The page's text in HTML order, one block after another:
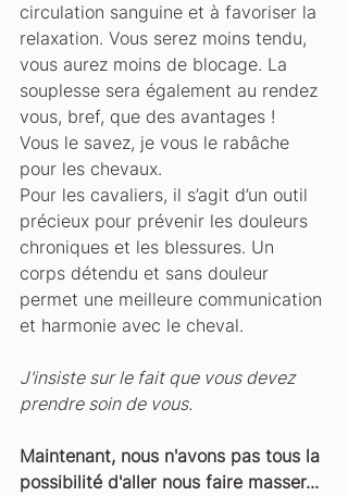
circulation sanguine et à favoriser la
relaxation. Vous serez moins tendu,
vous aurez moins de blocage. La
souplesse sera également au rendez
vous, bref, que des avantages !
Vous le savez, je vous le rabâche
pour les chevaux.
Pour les cavaliers, il s’agit d’un outil
précieux pour prévenir les douleurs
chroniques et les blessures. Un
corps détendu et sans douleur
permet une meilleure communication
et harmonie avec le cheval.
J'insiste sur le fait que vous devez
prendre soin de vous.
Maintenant, nous n'avons pas tous la
possibilité d'aller nous faire masser...